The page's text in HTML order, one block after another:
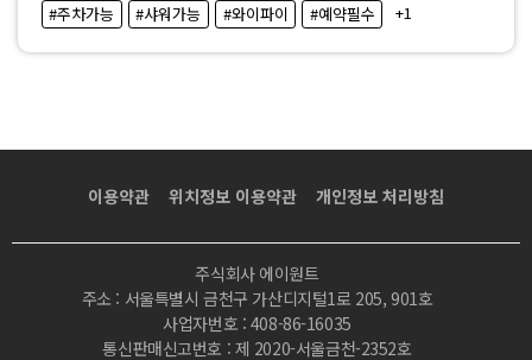
#주차가능 #샤워가능 #와이파이 #예약필수 +1
이용약관 위치정보 이용약관 개인정보 처리방침
주식회사 에이원트
주소 : 서울특별시 금천구 가산디지털1로 205, 901호
사업자번호 : 408-86-16035
통신판매신고번호 : 제 2020-서울금천-2352호